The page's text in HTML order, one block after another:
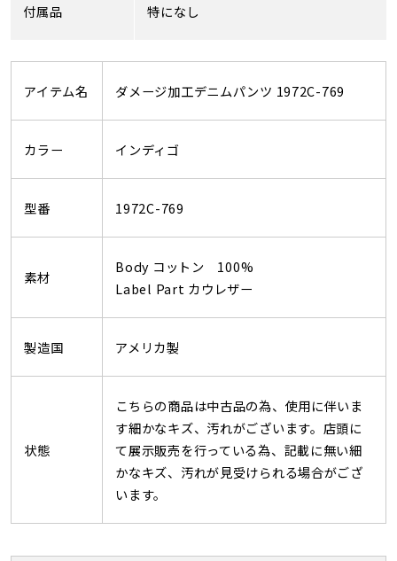
付属品 特になし
アイテム名 ダメージ加工デニムパンツ 1972C-769
カラー インディゴ
型番 1972C-769
素材
Body コットン 100%
Label Part カウレザー
製造国 アメリカ製
状態
こちらの商品は中古品の為、使用に伴いま
す細かなキズ、汚れがございます。店頭に
て展示販売を行っている為、記載に無い細
かなキズ、汚れが見受けられる場合がござ
います。